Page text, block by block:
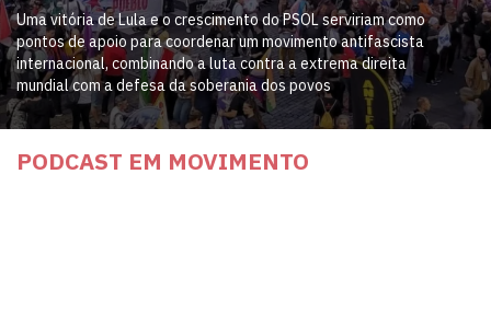
Uma vitória de Lula e o crescimento do PSOL serviriam como
pontos de apoio para coordenar um movimento antifascista
internacional, combinando a luta contra a extrema direita
mundial com a defesa da soberania dos povos
PODCAST EM MOVIMENTO